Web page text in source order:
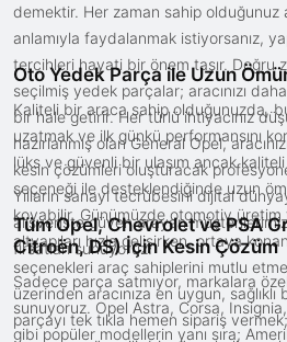
demektir. Her zaman sahip olduğunuz
anlamıyla faydalanmak istiyorsanız,
tercihleri hayati bir önem taşır. Doğru
seçilmiş yedek parçalar; aracınızı
bir hale getirir. Her türlü ihtiyacınız
hazırlanmış olan General Opel,
kesin çözümleri oluşturacak
Yılların sanayi tecrübesini dijital
alışverişte güven arayan
fırsatları sunuyoruz.
Oto Yedek Parça ile Uzun
Kaliteli bir araca sahip olduğunuzda,
uzatmak ve ilk günkü performansını
lüks ve güvenli bir ulaşım ancak
seçeneği ile desteklendiğinde uzun
koyabilir. Günümüzde otomotiv
altyapıları hızla gelişirken, ortaya
seçenekleri araç sahiplerini mutlu
üzerinden aracınıza en uygun,
parçayı tek tıkla hemen sipariş
Tüm Opel, Chevrolet ve PSA
Citroën, DS) İçin Kesin Çözüm
Sadece parça satmıyor, markalara
sunuyoruz. Opel Astra, Corsa,
gibi popüler modellerin yanı sıra;